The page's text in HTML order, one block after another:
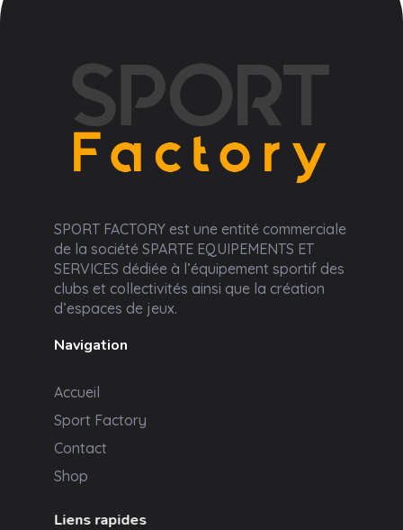
SPORT FACTORY est une entité commerciale
de la société SPARTE EQUIPEMENTS ET
SERVICES dédiée à l’équipement sportif des
clubs et collectivités ainsi que la création
d’espaces de jeux.
Navigation
Accueil
Sport Factory
Contact
Shop
Liens rapides